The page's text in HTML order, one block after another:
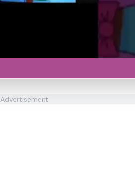
Advertisement